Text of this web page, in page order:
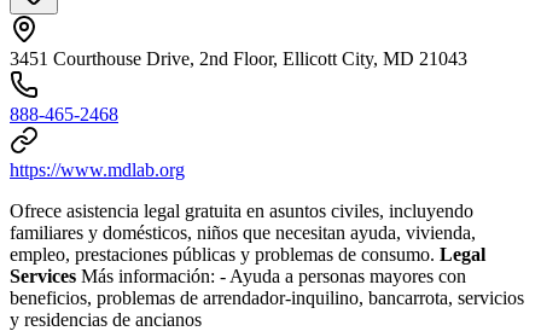
3451 Courthouse Drive, 2nd Floor, Ellicott City, MD 21043
888-465-2468
https://www.mdlab.org
Ofrece asistencia legal gratuita en asuntos civiles, incluyendo
familiares y domésticos, niños que necesitan ayuda, vivienda,
empleo, prestaciones públicas y problemas de consumo. Legal
Services Más información: - Ayuda a personas mayores con
beneficios, problemas de arrendador-inquilino, bancarrota, servicios
y residencias de ancianos